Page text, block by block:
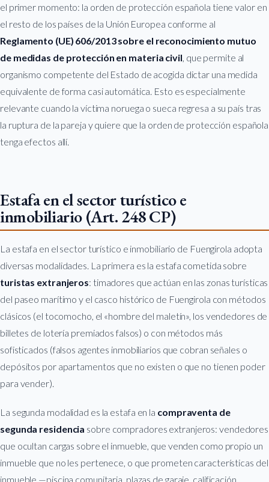
el primer momento: la orden de protección española tiene valor en
el resto de los países de la Unión Europea conforme al
Reglamento (UE) 606/2013 sobre el reconocimiento mutuo
de medidas de protección en materia civil , que permite al
organismo competente del Estado de acogida dictar una medida
equivalente de forma casi automática. Esto es especialmente
relevante cuando la víctima noruega o sueca regresa a su país tras
la ruptura de la pareja y quiere que la orden de protección española
tenga efectos allí.
Estafa en el sector turístico e
inmobiliario (Art. 248 CP)
La estafa en el sector turístico e inmobiliario de Fuengirola adopta
diversas modalidades. La primera es la estafa cometida sobre
turistas extranjeros: timadores que actúan en las zonas turísticas
del paseo marítimo y el casco histórico de Fuengirola con métodos
clásicos (el tocomocho, el «hombre del maletín», los vendedores de
billetes de lotería premiados falsos) o con métodos más
sofisticados (falsos agentes inmobiliarios que cobran señales o
depósitos por apartamentos que no existen o que no tienen poder
para vender).
La segunda modalidad es la estafa en la compraventa de
segunda residencia sobre compradores extranjeros: vendedores
que ocultan cargas sobre el inmueble, que venden como propio un
inmueble que no les pertenece, o que prometen características del
inmueble —piscina comunitaria, plazas de garaje, calificación